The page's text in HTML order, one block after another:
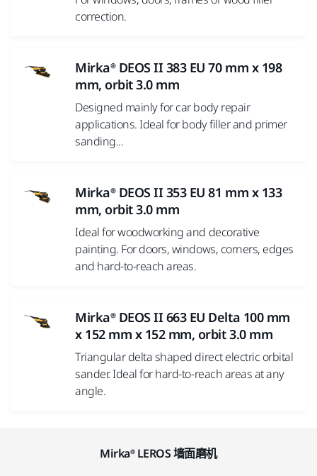
correction.
Mirka® DEOS II 383 EU 70 mm x 198
mm, orbit 3.0 mm
Designed mainly for car body repair
applications. Ideal for body filler and primer
sanding...
Mirka® DEOS II 353 EU 81 mm x 133
mm, orbit 3.0 mm
Ideal for woodworking and decorative
painting. For doors, windows, corners, edges
and hard-to-reach areas.
Mirka® DEOS II 663 EU Delta 100 mm
x 152 mm x 152 mm, orbit 3.0 mm
Triangular delta shaped direct electric orbital
sander. Ideal for hard-to-reach areas at any
angle.
Mirka® LEROS 墙面磨机